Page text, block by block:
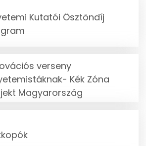
Kutatói Ösztöndíj
verseny
Kék Zóna
Magyarország